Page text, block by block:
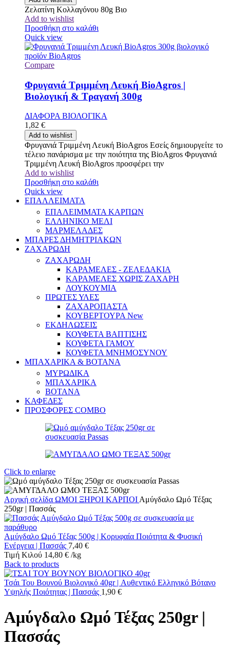
Ζελατίνη Κολλαγόνου 80g Βιο
Add to wishlist
Προσθήκη στο καλάθι
Quick view
Compare
Φρυγανιά Τριμμένη Λευκή BioAgros |
Βιολογική & Τραγανή 300g
ΔΙΑΦΟΡΑ ΒΙΟΛΟΓΙΚΑ
1,82 €
Add to wishlist
Φρυγανιά Τριμμένη Λευκή BioAgros Εσείς δημιουργείτε το
τέλειο πανάρισμα με την ποιότητα της BioAgros Φρυγανιά
Τριμμένη Λευκή BioAgros προσφέρει την
Add to wishlist
Προσθήκη στο καλάθι
Quick view
ΕΠΑΛΛΕΙΜΑΤΑ
ΕΠΑΛΕΙΜΜΑΤΑ ΚΑΡΠΩΝ
ΕΛΛΗΝΙΚΟ ΜΕΛΙ
ΜΑΡΜΕΛΑΔΕΣ
ΜΠΑΡΕΣ ΔΗΜΗΤΡΙΑΚΩΝ
ΖΑΧΑΡΩΔΗ
ΖΑΧΑΡΩΔΗ
ΚΑΡΑΜΕΛΕΣ - ΖΕΛΕΔΑΚΙΑ
ΚΑΡΑΜΕΛΕΣ ΧΩΡΙΣ ΖΑΧΑΡΗ
ΛΟΥΚΟΥΜΙΑ
ΠΡΩΤΕΣ ΥΛΕΣ
ΖΑΧΑΡΟΠΑΣΤΑ
ΚΟΥΒΕΡΤΟΥΡΑNew
ΕΚΔΗΛΩΣΕΙΣ
ΚΟΥΦΕΤΑ ΒΑΠΤΙΣΗΣ
ΚΟΥΦΕΤΑ ΓΑΜΟΥ
ΚΟΥΦΕΤΑ ΜΝΗΜΟΣΥΝΟΥ
ΜΠΑΧΑΡΙΚΑ & ΒΟΤΑΝΑ
ΜΥΡΩΔΙΚΑ
ΜΠΑΧΑΡΙΚΑ
ΒΟΤΑΝΑ
ΚΑΦΕΔΕΣ
ΠΡΟΣΦΟΡΕΣ COMBO
Click to enlarge
Αρχική σελίδα ΩΜΟΙ ΞΗΡΟΙ ΚΑΡΠΟΙΑμύγδαλο Ωμό Τέξας
250gr | Πασσάς
Αμύγδαλο Ωμό Τέξας 500g | Κορυφαία Ποιότητα & Φυσική
Ενέργεια | Πασσάς 7,40 €
Τιμή Κιλού 14,80 € /kg
Back to products
Τσάι Του Βουνού Βιολογικό 40gr | Αυθεντικό Ελληνικό Βότανο
Υψηλής Ποιότητας | Πασσάς 1,90 €
Αμύγδαλο Ωμό Τέξας 250gr |
Πασσάς